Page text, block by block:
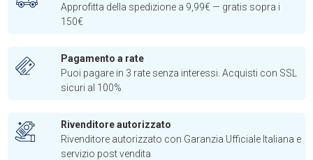
Approfitta della spedizione a 9,99€ — gratis sopra i
150€
Pagamento a rate
Puoi pagare in 3 rate senza interessi. Acquisti con SSL
sicuri al 100%
Rivenditore autorizzato
Rivenditore autorizzato con Garanzia Ufficiale Italiana e
servizio post vendita